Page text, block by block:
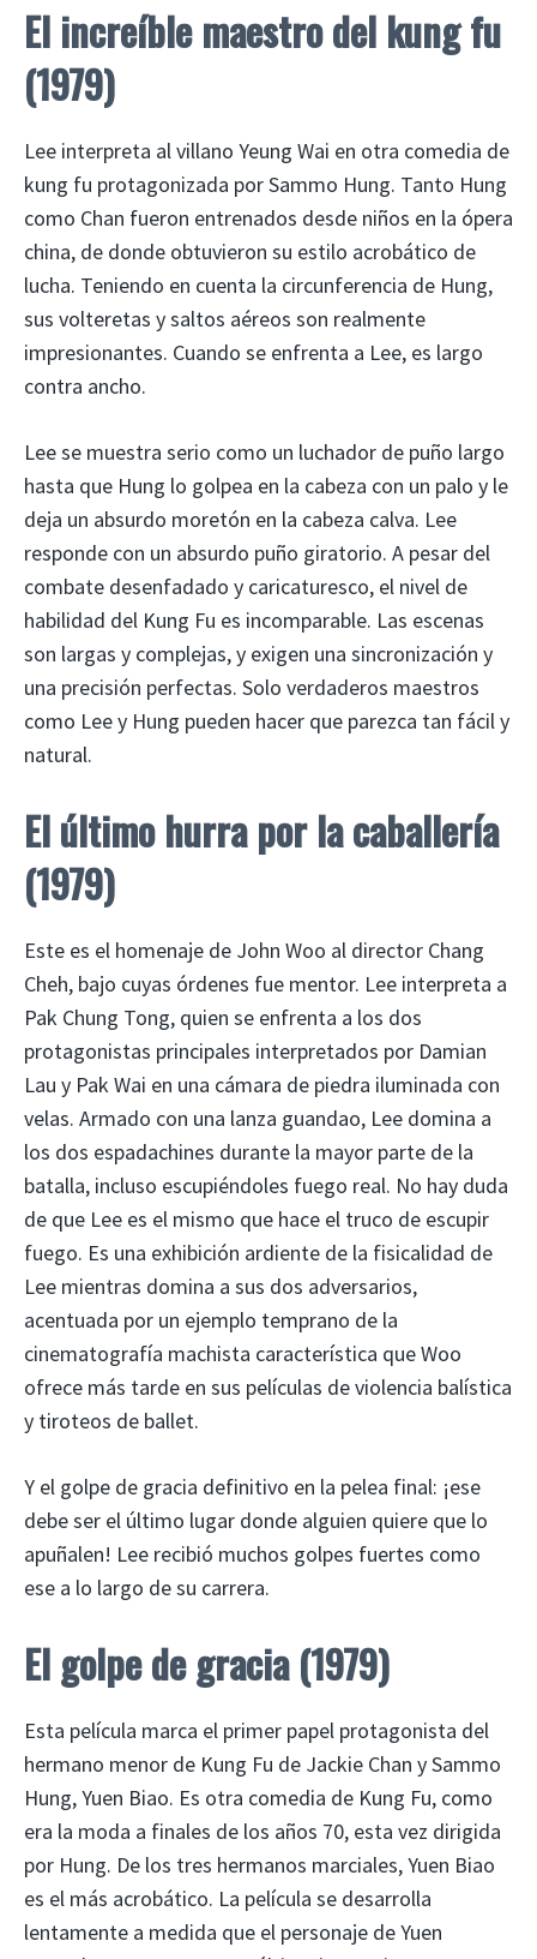
El increíble maestro del kung fu
(1979)
Lee interpreta al villano Yeung Wai en otra comedia de
kung fu protagonizada por Sammo Hung. Tanto Hung
como Chan fueron entrenados desde niños en la ópera
china, de donde obtuvieron su estilo acrobático de
lucha. Teniendo en cuenta la circunferencia de Hung,
sus volteretas y saltos aéreos son realmente
impresionantes. Cuando se enfrenta a Lee, es largo
contra ancho.
Lee se muestra serio como un luchador de puño largo
hasta que Hung lo golpea en la cabeza con un palo y le
deja un absurdo moretón en la cabeza calva. Lee
responde con un absurdo puño giratorio. A pesar del
combate desenfadado y caricaturesco, el nivel de
habilidad del Kung Fu es incomparable. Las escenas
son largas y complejas, y exigen una sincronización y
una precisión perfectas. Solo verdaderos maestros
como Lee y Hung pueden hacer que parezca tan fácil y
natural.
El último hurra por la caballería
(1979)
Este es el homenaje de John Woo al director Chang
Cheh, bajo cuyas órdenes fue mentor. Lee interpreta a
Pak Chung Tong, quien se enfrenta a los dos
protagonistas principales interpretados por Damian
Lau y Pak Wai en una cámara de piedra iluminada con
velas. Armado con una lanza guandao, Lee domina a
los dos espadachines durante la mayor parte de la
batalla, incluso escupiéndoles fuego real. No hay duda
de que Lee es el mismo que hace el truco de escupir
fuego. Es una exhibición ardiente de la fisicalidad de
Lee mientras domina a sus dos adversarios,
acentuada por un ejemplo temprano de la
cinematografía machista característica que Woo
ofrece más tarde en sus películas de violencia balística
y tiroteos de ballet.
Y el golpe de gracia definitivo en la pelea final: ¡ese
debe ser el último lugar donde alguien quiere que lo
apuñalen! Lee recibió muchos golpes fuertes como
ese a lo largo de su carrera.
El golpe de gracia (1979)
Esta película marca el primer papel protagonista del
hermano menor de Kung Fu de Jackie Chan y Sammo
Hung, Yuen Biao. Es otra comedia de Kung Fu, como
era la moda a finales de los años 70, esta vez dirigida
por Hung. De los tres hermanos marciales, Yuen Biao
es el más acrobático. La película se desarrolla
lentamente a medida que el personaje de Yuen